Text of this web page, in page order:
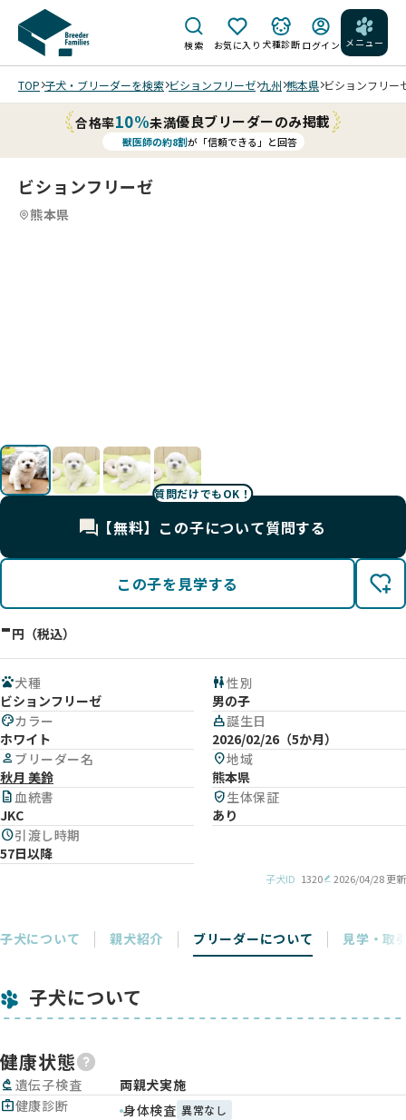
検索 お気に入り 犬種診断 ログイン メニュー
TOP 子犬・ブリーダーを検索 ビションフリーゼ 九州 熊本県 ビションフリー
合格率10%未満優良ブリーダーのみ掲載
獣医師の約8割が「信頼できる」と回答
ビションフリーゼ
熊本県
質問だけでもOK！
【無料】この子について質問する
この子を見学する
-円（税込）
pets犬種
ビションフリーゼ
wc性別
男の子
paletteカラー
ホワイト
cake誕生日
2026/02/26（5か月）
person ブリーダー名
秋月 美鈴
location_on地域
熊本県
description血統書
JKC
verified_user生体保証
あり
schedule引渡し時期
57日以降
子犬ID 1320 2026/04/28 更新
子犬について 親犬紹介 ブリーダーについて 見学・取
子犬について
健康状態
biotech 遺伝子検査
両親犬実施
medical_services健康診断 身体検査 異常なし